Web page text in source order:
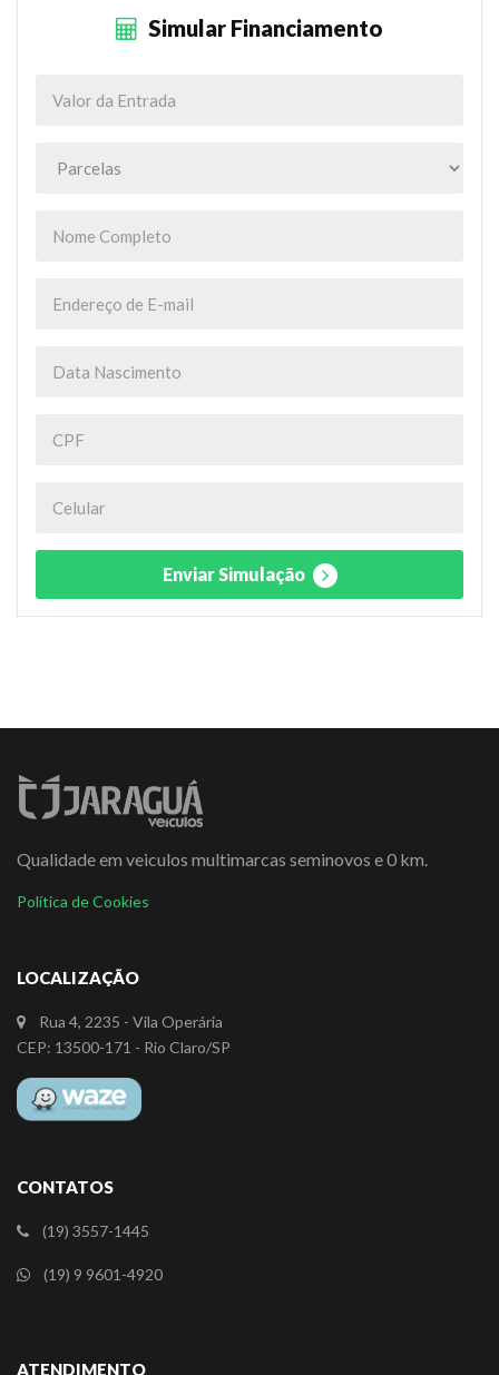
Simular Financiamento
Enviar Simulação
Qualidade em veiculos multimarcas seminovos e 0 km.
Política de Cookies
LOCALIZAÇÃO
Rua 4, 2235 - Vila Operária
CEP: 13500-171 - Rio Claro/SP
CONTATOS
(19) 3557-1445
(19) 9 9601-4920
ATENDIMENTO